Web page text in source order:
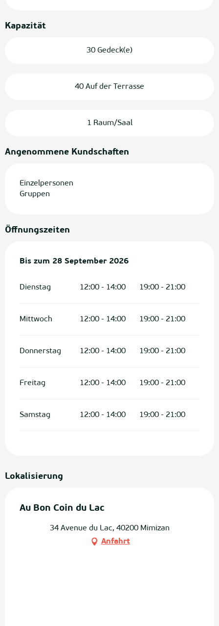
Kapazität
30 Gedeck(e)
40 Auf der Terrasse
1 Raum/Saal
Angenommene Kundschaften
Einzelpersonen
Gruppen
Öffnungszeiten
vom31 März 2026bis zum28 September 2026
Bis zum 28 September 2026
Dienstag 12:00 - 14:00 19:00 - 21:00
Mittwoch 12:00 - 14:00 19:00 - 21:00
Donnerstag 12:00 - 14:00 19:00 - 21:00
Freitag 12:00 - 14:00 19:00 - 21:00
Samstag 12:00 - 14:00 19:00 - 21:00
Lokalisierung
Au Bon Coin du Lac
34 Avenue du Lac, 40200 Mimizan
Anfahrt